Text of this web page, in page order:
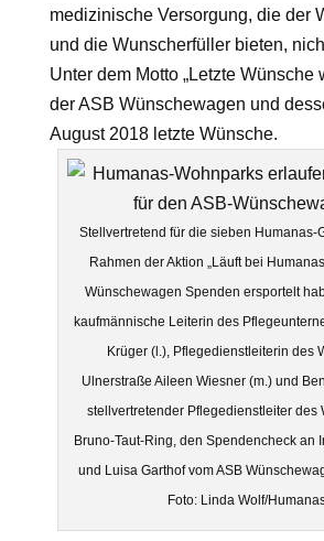
medizinische Versorgung, die der
und die Wunscherfüller bieten,
Unter dem Motto „Letzte Wünsche
der ASB Wünschewagen und
August 2018 letzte Wünsche.
Stellvertretend für die sieben Humanas-
Rahmen der Aktion „Läuft bei
Wünschewagen Spenden ersportelt
kaufmännische Leiterin des
Krüger (l.), Pflegedienstleiterin des
Ulnerstraße Aileen Wiesner (m.) und
stellvertretender Pflegedienstleiter des
Bruno-Taut-Ring, den Spendencheck an
und Luisa Garthof vom ASB
Foto: Linda Wolf/